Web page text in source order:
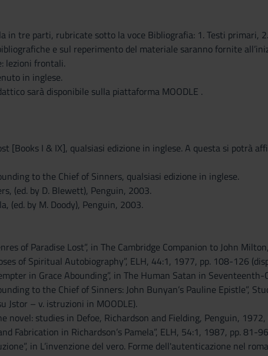
in tre parti, rubricate sotto la voce Bibliografia: 1. Testi primari,
e sul reperimento del materiale saranno fornite
lezioni frontali.
in inglese.
sarà disponibile sulla piattaforma MOODLE .
[Books I & IX], qualsiasi edizione in inglese. A questa si potrà
to the Chief of Sinners, qualsiasi edizione in inglese.
(ed. by D. Blewett), Penguin, 2003.
(ed. by M. Doody), Penguin, 2003.
of Paradise Lost”, in The Cambridge Companion to John
of Spiritual Autobiography”, ELH, 44:1, 1977, pp. 108-126
in Grace Abounding”, in The Human Satan in
to the Chief of Sinners: John Bunyan’s Pauline Epistle”,
Jstor – v. istruzioni in MOODLE).
novel: studies in Defoe, Richardson and Fielding, Penguin,
Fabrication in Richardson’s Pamela”, ELH, 54:1, 1987, pp.
in L’invenzione del vero. Forme dell'autenticazione nel